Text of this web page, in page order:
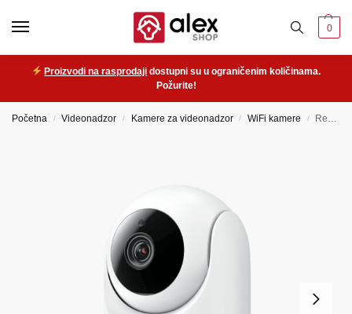
0
Proizvodi na rasprodaji dostupni su u ograničenim količinama.
Požurite!
Početna / Videonadzor / Kamere za videonadzor / WiFi kamere / Reolink E321 – unutarnja rotirajuća WiFi kamera